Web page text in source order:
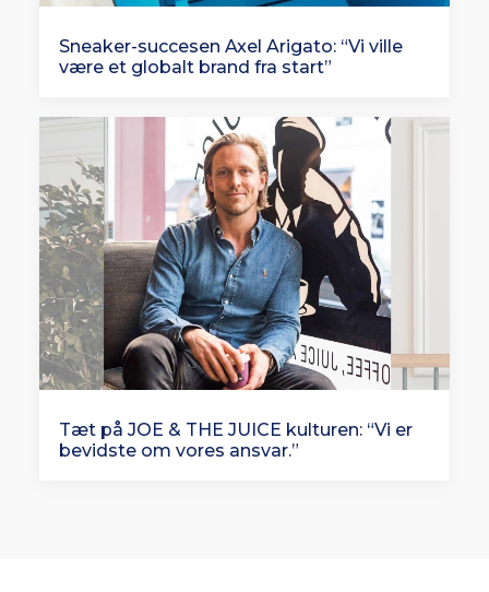
Sneaker-succesen Axel Arigato: “Vi ville
være et globalt brand fra start”
Tæt på JOE & THE JUICE kulturen: “Vi er
bevidste om vores ansvar.”